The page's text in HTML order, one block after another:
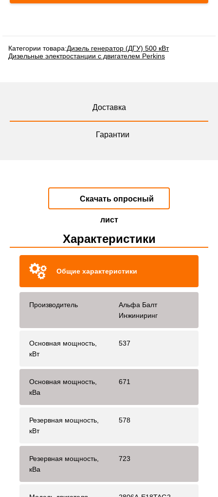
Категории товара:Дизель генератор (ДГУ) 500 кВт
Дизельные электростанции с двигателем Perkins
Доставка
Гарантии
Скачать опросный
лист
Характеристики
Общие характеристики
Производитель
Альфа Балт
Инжиниринг
Основная мощность,
кВт
537
Основная мощность,
кВа
671
Резервная мощность,
кВт
578
Резервная мощность,
кВа
723